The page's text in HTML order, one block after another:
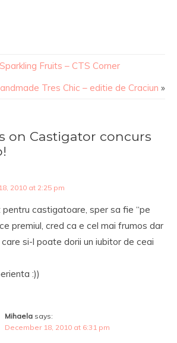
Fruits – CTS Corner
Tres Chic – editie de Craciun »
on Castigator concurs
2010 at 2:25 pm
castigatoare, sper sa fie “pe
premiul, cred ca e cel mai frumos dar
si-l poate dorii un iubitor de ceai
:))
Mihaela says:
December 18, 2010 at 6:31 pm